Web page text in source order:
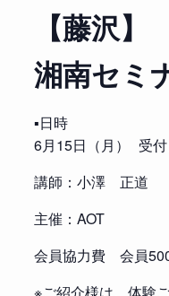
【藤沢】
湘南セミ
▪️日時
6月15日（月） 受
講師：小澤 正道
主催：AOT
会員協力費 会員